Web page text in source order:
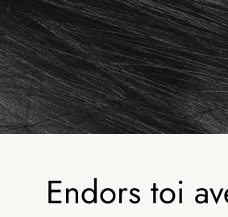
Endors toi